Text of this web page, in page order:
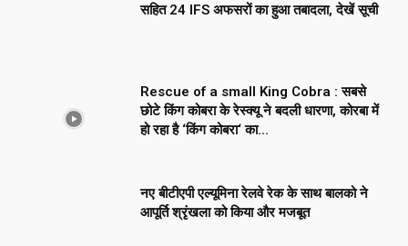
सहित 24 IFS अफसरों का हुआ तबादला, देखें सूची
Rescue of a small King Cobra : सबसे
छोटे किंग कोबरा के रेस्क्यू ने बदली धारणा, कोरबा में
हो रहा है ‘किंग कोबरा‘ का...
नए बीटीएपी एल्यूमिना रेलवे रेक के साथ बालको ने
आपूर्ति श्रृंखला को किया और मजबूत